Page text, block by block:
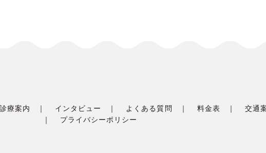
診療案内 インタビュー よくある質問 料金表 交通
プライバシーポリシー